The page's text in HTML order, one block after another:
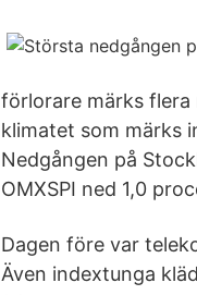
förlorare märks
klimatet som märks
Nedgången på
OMXSPI ned 1,0
Dagen före var
Även indextunga